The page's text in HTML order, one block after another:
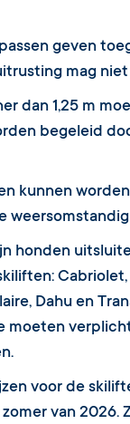
geven
mag
dan 1,25 m
begeleid
kunnen
honden
Cabriolet,
Dahu en
moeten
voor de
van 2026.